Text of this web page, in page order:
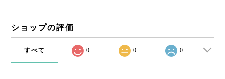
ショップの評価
すべて 0 0 0